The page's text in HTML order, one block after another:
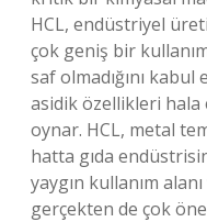
HCL, endüstriyel
çok geniş bir
saf olmadığını
asidik özellikleri
oynar. HCL, metal
hatta gıda
yaygın kullanım
gerçekten de çok